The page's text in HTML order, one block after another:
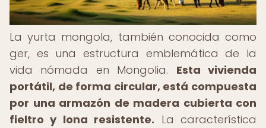
La yurta mongola, también conocida como
ger, es una estructura emblemática de la
vida nómada en Mongolia. Esta vivienda
portátil, de forma circular, está compuesta
por una armazón de madera cubierta con
fieltro y lona resistente. La característica